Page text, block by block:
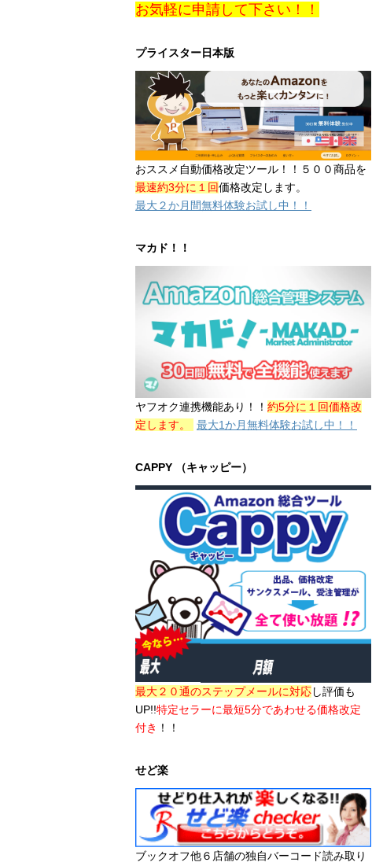
お気軽に申請して下さい！！
プライスター日本版
おススメ自動価格改定ツール！！５００商品を
最速約3分に１回価格改定します。
最大２か月間無料体験お試し中！！
マカド！！
ヤフオク連携機能あり！！ 約5分に１回価格改
定します。
最大1か月無料体験お試し中！！
CAPPY （キャッピー）
最大２０通のステップメールに対応し評価も
UP!!特定セラーに最短5分であわせる価格改定
付き ！！
せど楽
ブックオフ他６店舗の独自バーコード読み取り